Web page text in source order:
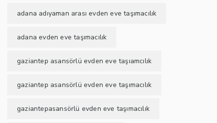
adana adıyaman arası evden eve taşımacılık
adana evden eve taşımacılık
gaziantep asansörlü evden eve taşıamcılık
gaziantep asansörlü evden eve taşımacılık
gaziantepasansörlü evden eve taşımacılık